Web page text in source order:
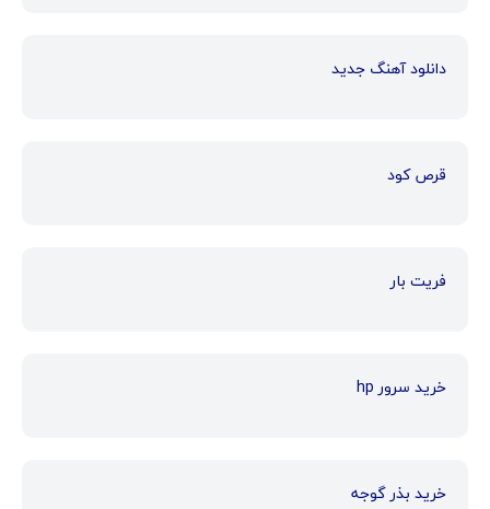
دانلود آهنگ جدید
قرص کود
فریت بار
خرید سرور hp
خرید بذر گوجه